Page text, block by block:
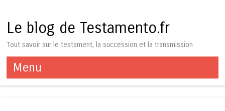
Le blog de Testamento.fr
Tout savoir sur le testament, la succession et la transmission
Menu
Aller au contenu